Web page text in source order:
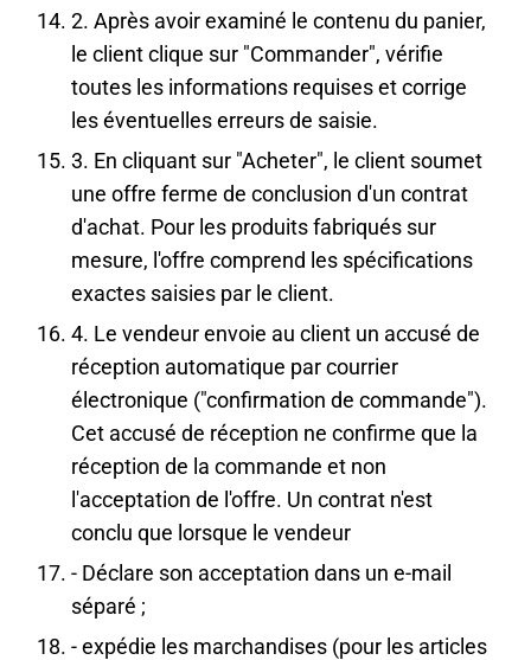
2. Après avoir examiné le contenu du panier,
le client clique sur "Commander", vérifie
toutes les informations requises et corrige
les éventuelles erreurs de saisie.
3. En cliquant sur "Acheter", le client soumet
une offre ferme de conclusion d'un contrat
d'achat. Pour les produits fabriqués sur
mesure, l'offre comprend les spécifications
exactes saisies par le client.
4. Le vendeur envoie au client un accusé de
réception automatique par courrier
électronique ("confirmation de commande").
Cet accusé de réception ne confirme que la
réception de la commande et non
l'acceptation de l'offre. Un contrat n'est
conclu que lorsque le vendeur
- Déclare son acceptation dans un e-mail
séparé ;
- expédie les marchandises (pour les articles